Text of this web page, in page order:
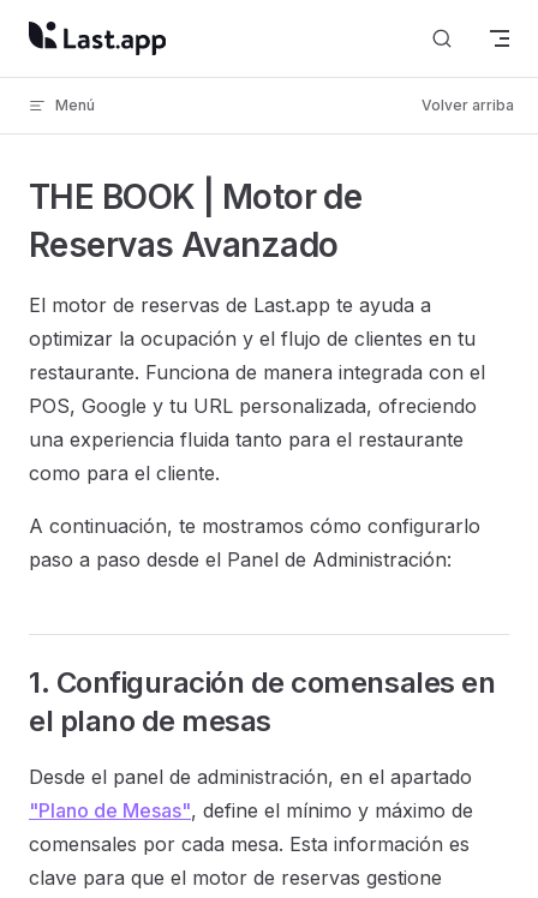
Skip to content
Menú Volver arriba
THE BOOK | Motor de
Reservas Avanzado
El motor de reservas de Last.app te ayuda a
optimizar la ocupación y el flujo de clientes en tu
restaurante. Funciona de manera integrada con el
POS, Google y tu URL personalizada, ofreciendo
una experiencia fluida tanto para el restaurante
como para el cliente.
A continuación, te mostramos cómo configurarlo
paso a paso desde el Panel de Administración:
1. Configuración de comensales en
el plano de mesas
Desde el panel de administración, en el apartado
"Plano de Mesas", define el mínimo y máximo de
comensales por cada mesa. Esta información es
clave para que el motor de reservas gestione